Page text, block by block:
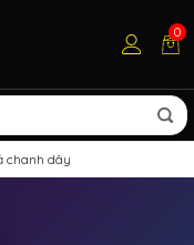
0
chanh dây